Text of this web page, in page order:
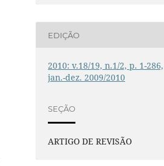
EDIÇÃO
2010: v.18/19, n.1/2, p. 1-286,
jan.-dez. 2009/2010
SEÇÃO
ARTIGO DE REVISÃO